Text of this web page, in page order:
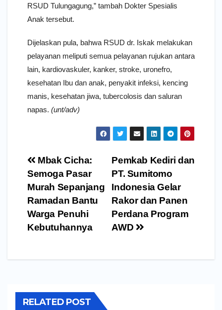
RSUD Tulungagung,” tambah Dokter Spesialis
Anak tersebut.
Dijelaskan pula, bahwa RSUD dr. Iskak melakukan
pelayanan meliputi semua pelayanan rujukan antara
lain, kardiovaskuler, kanker, stroke, uronefro,
kesehatan Ibu dan anak, penyakit infeksi, kencing
manis, kesehatan jiwa, tubercolosis dan saluran
napas. (unt/adv)
Navigasi
pos
Pemkab Kediri dan
PT. Sumitomo
Indonesia Gelar
Rakor dan Panen
Perdana Program
AWD
Mbak Cicha:
Semoga Pasar
Murah Sepanjang
Ramadan Bantu
Warga Penuhi
Kebutuhannya
RELATED POST